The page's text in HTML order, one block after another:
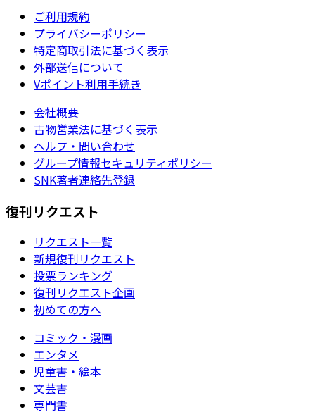
ご利用規約
プライバシーポリシー
特定商取引法に基づく表示
外部送信について
Vポイント利用手続き
会社概要
古物営業法に基づく表示
ヘルプ・問い合わせ
グループ情報セキュリティポリシー
SNK著者連絡先登録
復刊リクエスト
リクエスト一覧
新規復刊リクエスト
投票ランキング
復刊リクエスト企画
初めての方へ
コミック・漫画
エンタメ
児童書・絵本
文芸書
専門書